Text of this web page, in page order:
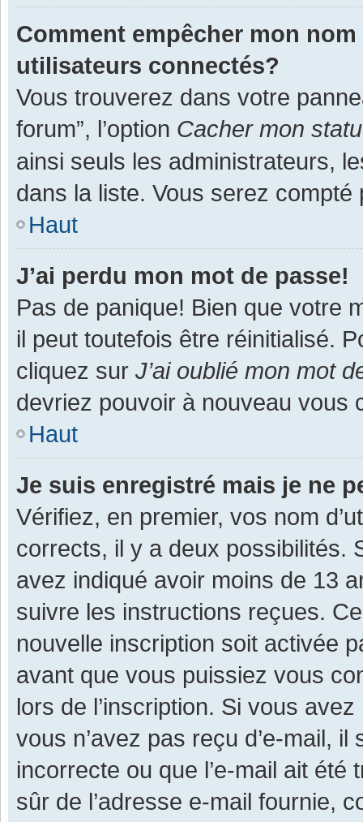
Comment empêcher mon
utilisateurs connectés?
Vous trouverez dans votre
forum”, l’option Cacher mon
ainsi seuls les administrateurs,
dans la liste. Vous serez
Haut
J’ai perdu mon mot de passe!
Pas de panique! Bien que votre
il peut toutefois être réinitialisé.
cliquez sur J’ai oublié mon mot
devriez pouvoir à nouveau vous
Haut
Je suis enregistré mais je ne
Vérifiez, en premier, vos nom
corrects, il y a deux possibilités.
avez indiqué avoir moins de 13
suivre les instructions reçues.
nouvelle inscription soit activée
avant que vous puissiez vous
lors de l’inscription. Si vous
vous n’avez pas reçu d’e-mail,
incorrecte ou que l’e-mail ait
sûr de l’adresse e-mail fournie,